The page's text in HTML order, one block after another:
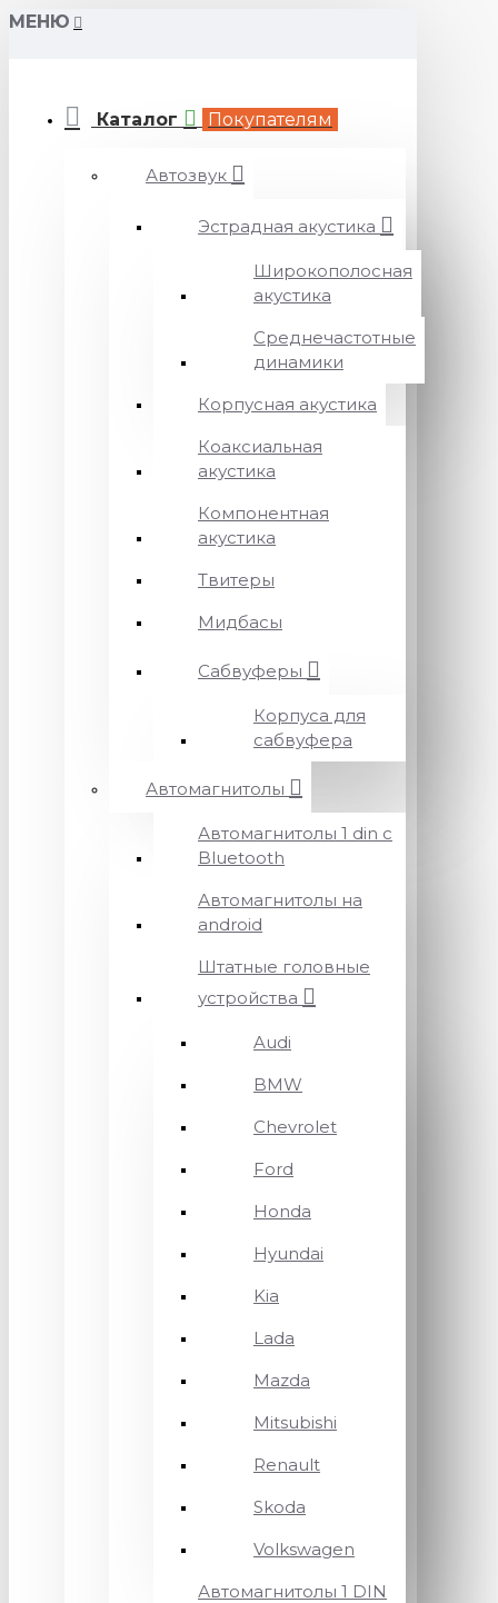
МЕНЮ
Каталог Покупателям
Автозвук
Эстрадная акустика
Широкополосная
акустика
Среднечастотные
динамики
Корпусная акустика
Коаксиальная
акустика
Компонентная
акустика
Твитеры
Мидбасы
Сабвуферы
Корпуса для
сабвуфера
Автомагнитолы
Автомагнитолы 1 din с
Bluetooth
Автомагнитолы на
android
Штатные головные
устройства
Audi
BMW
Chevrolet
Ford
Honda
Hyundai
Kia
Lada
Mazda
Mitsubishi
Renault
Skoda
Volkswagen
Автомагнитолы 1 DIN